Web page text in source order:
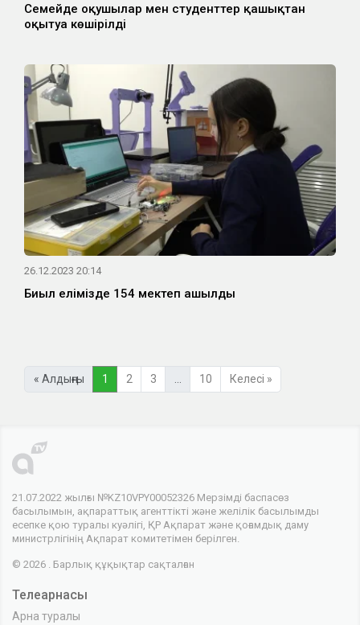
Семейде оқушылар мен студенттер қашықтан
оқытуға көшірілді
26.12.2023 20:14
Биыл елімізде 154 мектеп ашылды
« Алдыңғы 1 2 3 10 Келесі »
21.07.2022 жылғы №KZ10VPY00052326 Мерзімді баспасөз
басылымын, ақпараттық агенттікті және желілік басылымды
есепке қою туралы куәлігі, ҚР Ақпарат және қоғамдық даму
министрлігінің Ақпарат комитетімен берілген.
© 2026 . Барлық құқықтар сақталған
Телеарнасы
Арна туралы